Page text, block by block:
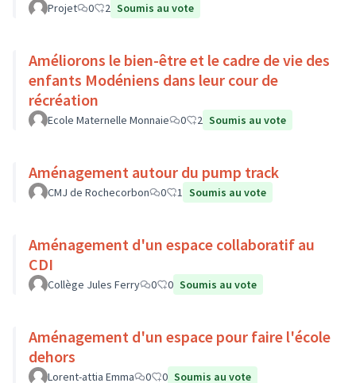
Projet 0 2 Soumis au vote
Améliorons le bien-être et le cadre de vie des
enfants Modéniens dans leur cour de
récréation
Ecole Maternelle Monnaie 0 2 Soumis au vote
Aménagement autour du pump track
CMJ de Rochecorbon 0 1 Soumis au vote
Aménagement d'un espace collaboratif au
CDI
Collège Jules Ferry 0 0 Soumis au vote
Aménagement d'un espace pour faire l'école
dehors
Lorent-attia Emma 0 0 Soumis au vote